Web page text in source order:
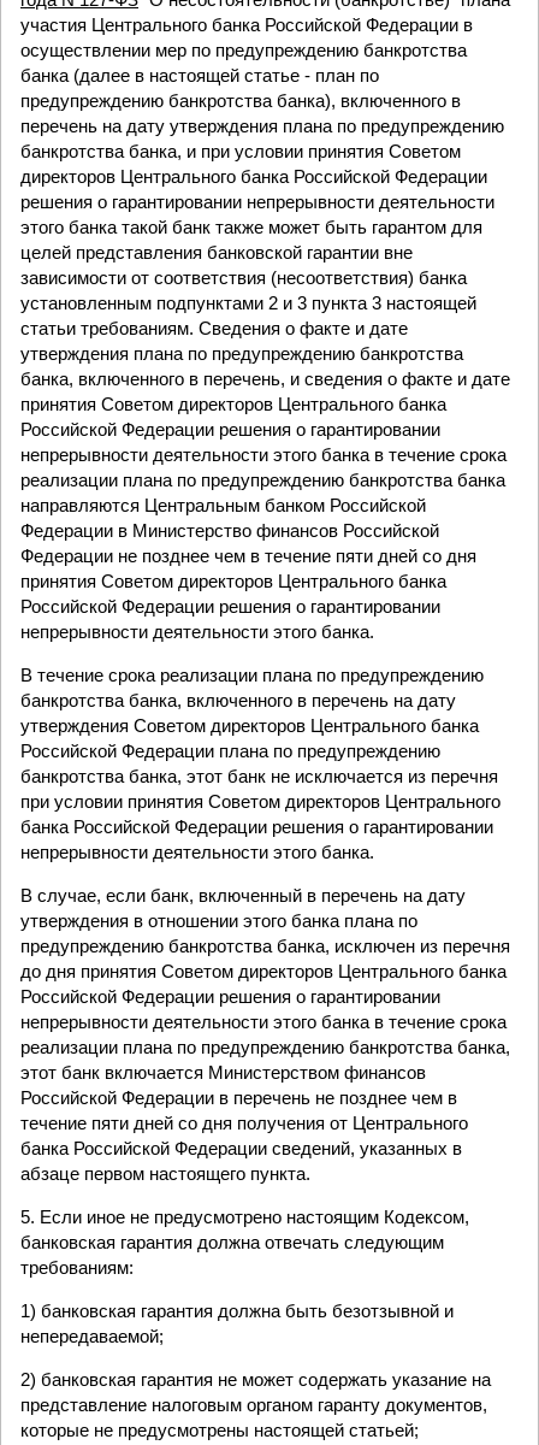
участия Центрального банка Российской Федерации в
осуществлении мер по предупреждению банкротства
банка (далее в настоящей статье - план по
предупреждению банкротства банка), включенного в
перечень на дату утверждения плана по предупреждению
банкротства банка, и при условии принятия Советом
директоров Центрального банка Российской Федерации
решения о гарантировании непрерывности деятельности
этого банка такой банк также может быть гарантом для
целей представления банковской гарантии вне
зависимости от соответствия (несоответствия) банка
установленным подпунктами 2 и 3 пункта 3 настоящей
статьи требованиям. Сведения о факте и дате
утверждения плана по предупреждению банкротства
банка, включенного в перечень, и сведения о факте и дате
принятия Советом директоров Центрального банка
Российской Федерации решения о гарантировании
непрерывности деятельности этого банка в течение срока
реализации плана по предупреждению банкротства банка
направляются Центральным банком Российской
Федерации в Министерство финансов Российской
Федерации не позднее чем в течение пяти дней со дня
принятия Советом директоров Центрального банка
Российской Федерации решения о гарантировании
непрерывности деятельности этого банка.
В течение срока реализации плана по предупреждению
банкротства банка, включенного в перечень на дату
утверждения Советом директоров Центрального банка
Российской Федерации плана по предупреждению
банкротства банка, этот банк не исключается из перечня
при условии принятия Советом директоров Центрального
банка Российской Федерации решения о гарантировании
непрерывности деятельности этого банка.
В случае, если банк, включенный в перечень на дату
утверждения в отношении этого банка плана по
предупреждению банкротства банка, исключен из перечня
до дня принятия Советом директоров Центрального банка
Российской Федерации решения о гарантировании
непрерывности деятельности этого банка в течение срока
реализации плана по предупреждению банкротства банка,
этот банк включается Министерством финансов
Российской Федерации в перечень не позднее чем в
течение пяти дней со дня получения от Центрального
банка Российской Федерации сведений, указанных в
абзаце первом настоящего пункта.
5. Если иное не предусмотрено настоящим Кодексом,
банковская гарантия должна отвечать следующим
требованиям:
1) банковская гарантия должна быть безотзывной и
непередаваемой;
2) банковская гарантия не может содержать указание на
представление налоговым органом гаранту документов,
которые не предусмотрены настоящей статьей;